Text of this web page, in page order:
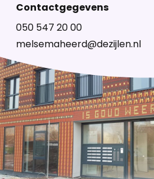
Contactgegevens
050 547 20 00
melsemaheerd@dezijlen.nl